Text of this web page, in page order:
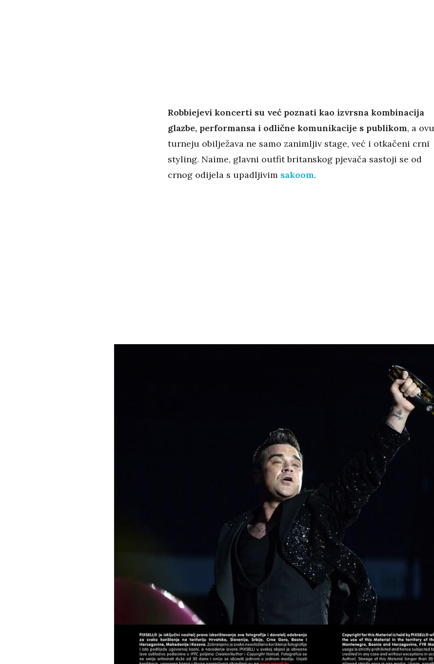
Robbiejevi koncerti su već poznati kao izvrsna kombinacija
glazbe, performansa i odlične komunikacije s publikom, a ovu
turneju obilježava ne samo zanimljiv stage, već i otkačeni crni
styling. Naime, glavni outfit britanskog pjevača sastoji se od
crnog odijela s upadljivim sakoom.